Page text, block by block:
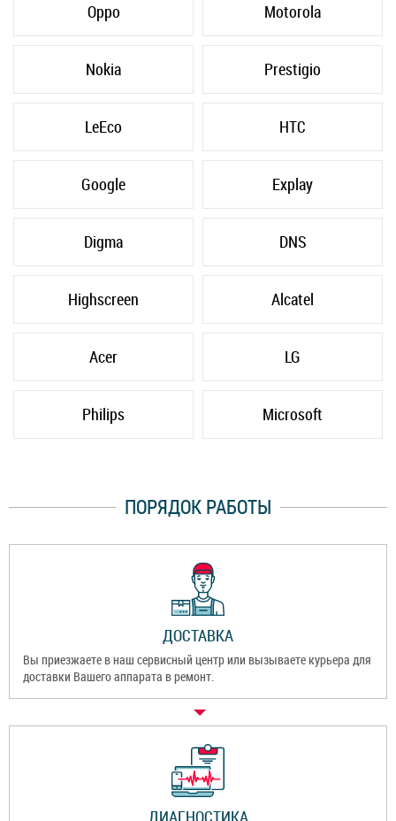
Oppo Motorola
Nokia Prestigio
LeEco HTC
Google Explay
Digma DNS
Highscreen Alcatel
Acer LG
Philips Microsoft
ПОРЯДОК РАБОТЫ
ДОСТАВКА
Вы приезжаете в наш сервисный центр или вызываете курьера для
доставки Вашего аппарата в ремонт.
ДИАГНОСТИКА